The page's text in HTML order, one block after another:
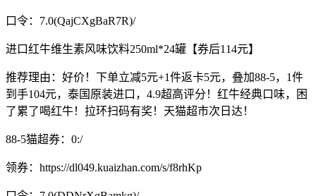
口令：7.0(QajCXgBaR7R)/
进口红牛维生素风味饮料250ml*24罐【券后114元】
推荐理由：好价！下单立减5元+1件返卡5元，叠加88-5，1件
到手104元，泰国原装进口，4.9超高评分！红牛经典口味，困
了累了喝红牛！拉环扫码有奖！天猫超市次日达！
88-5猫超券：0:/
领券：https://dl049.kuaizhan.com/s/f8rhKp